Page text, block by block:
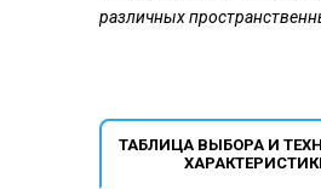
различных
ТАБЛИЦА ВЫБОРА И